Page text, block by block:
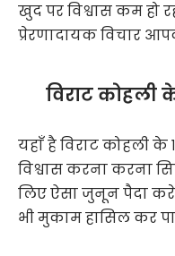
खुद पर विश्वास कम हो
प्रेरणादायक विचार
विराट कोहली
यहाँ है विराट कोहली
विश्वास करना करना
लिए ऐसा जुनून पैदा
भी मुकाम हासिल कर